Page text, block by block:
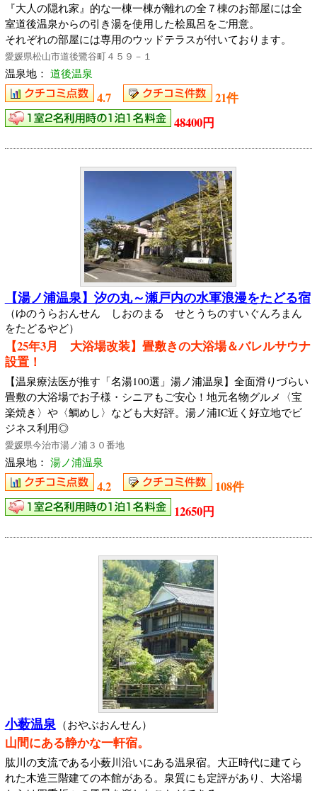
『大人の隠れ家』的な一棟一棟が離れの全７棟のお部屋には全
室道後温泉からの引き湯を使用した桧風呂をご用意。
それぞれの部屋には専用のウッドテラスが付いております。
愛媛県松山市道後鷺谷町４５９－１
温泉地： 道後温泉
4.7
21件
48400円
【湯ノ浦温泉】汐の丸～瀬戸内の水軍浪漫をたどる宿
（ゆのうらおんせん しおのまる せとうちのすいぐんろまん
をたどるやど）
【25年3月 大浴場改装】畳敷きの大浴場＆バレルサウナ
設置！
【温泉療法医が推す「名湯100選」湯ノ浦温泉】全面滑りづらい
畳敷の大浴場でお子様・シニアもご安心！地元名物グルメ〈宝
楽焼き〉や〈鯛めし〉なども大好評。湯ノ浦IC近く好立地でビ
ジネス利用◎
愛媛県今治市湯ノ浦３０番地
温泉地： 湯ノ浦温泉
4.2
108件
12650円
小薮温泉（おやぶおんせん）
山間にある静かな一軒宿。
肱川の支流である小薮川沿いにある温泉宿。大正時代に建てら
れた木造三階建ての本館がある。泉質にも定評があり、大浴場